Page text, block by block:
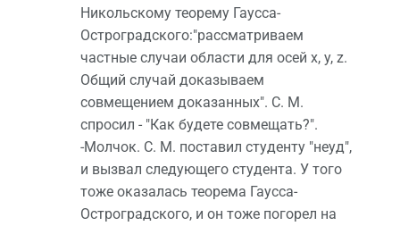
Никольскому теорему Гаусса-
Остроградского:"рассматриваем
частные случаи области для осей x, y, z.
Общий случай доказываем
совмещением доказанных". С. М.
спросил - "Как будете совмещать?".
-Молчок. С. М. поставил студенту "неуд",
и вызвал следующего студента. У того
тоже оказалась теорема Гаусса-
Остроградского, и он тоже погорел на